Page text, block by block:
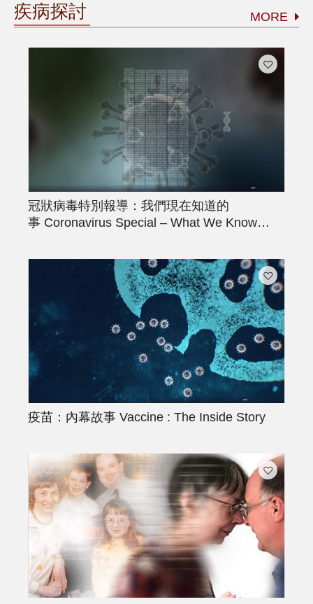
疾病探討 MORE
冠狀病毒特別報導：我們現在知道的
事 Coronavirus Special – What We Know
疫苗：內幕故事 Vaccine : The Inside Story